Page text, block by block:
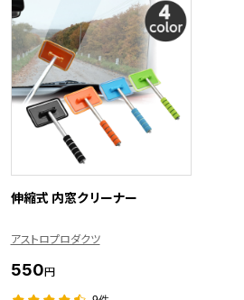
伸縮式 内窓クリーナー
アストロプロダクツ
550円